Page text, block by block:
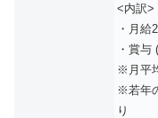
<内訳>
・月給
・賞与
※月平
※若年
り